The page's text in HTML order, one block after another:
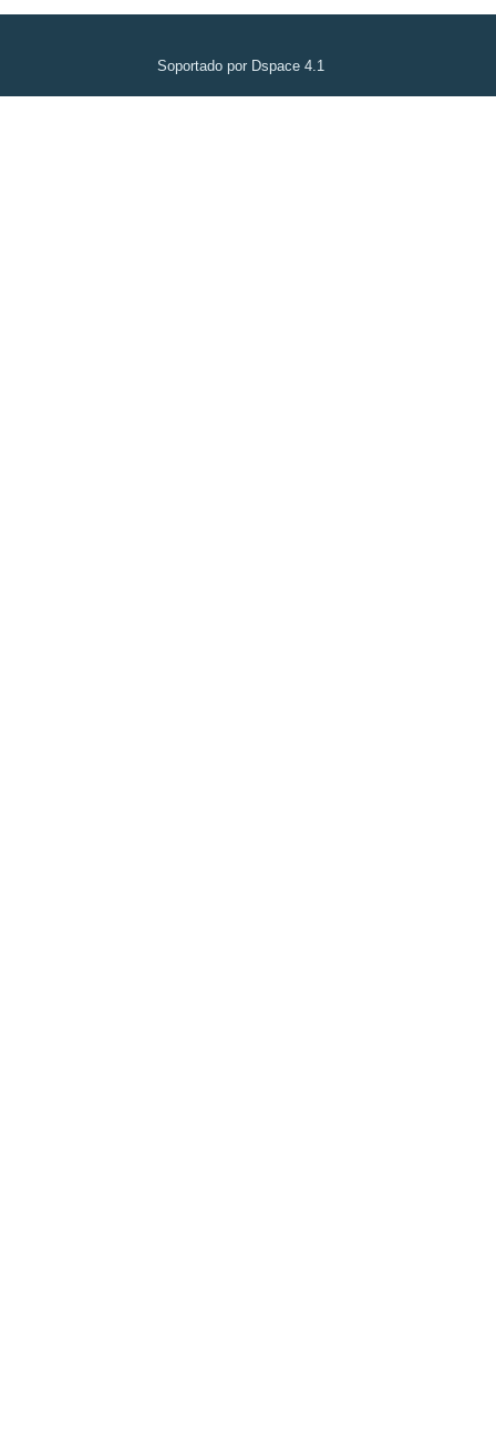
Soportado por Dspace 4.1